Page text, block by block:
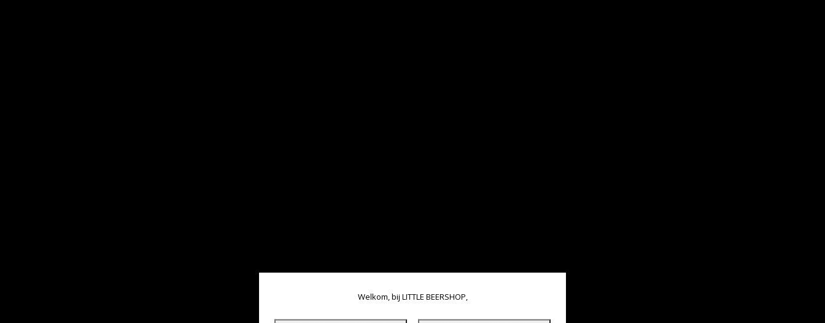
Welkom, bij LITTLE BEERSHOP,